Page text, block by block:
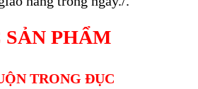
PHẨM
TRONG ĐỤC